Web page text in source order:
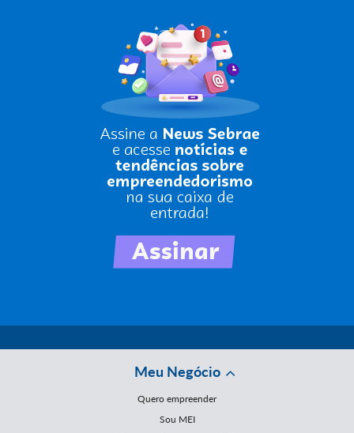
Meu Negócio
Quero empreender
Sou MEI